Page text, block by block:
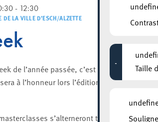
- 12:30
LA VILLE D’ESCH/ALZETTE
de l’année passée, c’est la
à l’honneur lors l’édition
s’alterneront tout
-
Taille